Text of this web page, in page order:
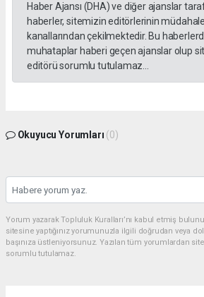
Haber Ajansı (DHA) ve diğer ajanslar
haberler, sitemizin editörlerinin
kanallarından çekilmektedir. Bu
muhataplar haberi geçen ajanslar olup
editörü sorumlu tutulamaz...
Okuyucu Yorumları (0)
Yorum yazarak Topluluk Kuralları’nı kabul etmiş
sitesine yaptığınız yorumunuzla ilgili doğrudan veya
başınıza üstleniyorsunuz. Yazılan tüm yorumlardan
sorumlu tutulamaz.